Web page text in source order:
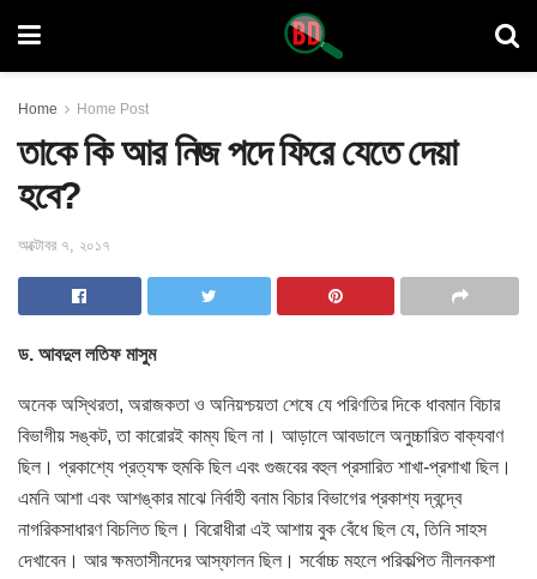
Home Home Post
তাকে কি আর নিজ পদে ফিরে যেতে দেয়া
হবে?
অক্টোবর ৭, ২০১৭
ড. আবদুল লতিফ মাসুম
অনেক অস্থিরতা, অরাজকতা ও অনিয়শ্চয়তা শেষে যে পরিণতির দিকে ধাবমান বিচার
বিভাগীয় সঙ্কট, তা কারোরই কাম্য ছিল না। আড়ালে আবডালে অনুচ্চারিত বাক্যবাণ
ছিল। প্রকাশ্যে প্রত্যক্ষ হুমকি ছিল এবং গুজবের বহুল প্রসারিত শাখা-প্রশাখা ছিল।
এমনি আশা এবং আশঙ্কার মাঝে নির্বাহী বনাম বিচার বিভাগের প্রকাশ্য দ্বন্দ্বে
নাগরিকসাধারণ বিচলিত ছিল। বিরোধীরা এই আশায় বুক বেঁধে ছিল যে, তিনি সাহস
দেখাবেন। আর ক্ষমতাসীনদের আস্ফালন ছিল। সর্বোচ্চ মহলে পরিকল্পিত নীলনকশা